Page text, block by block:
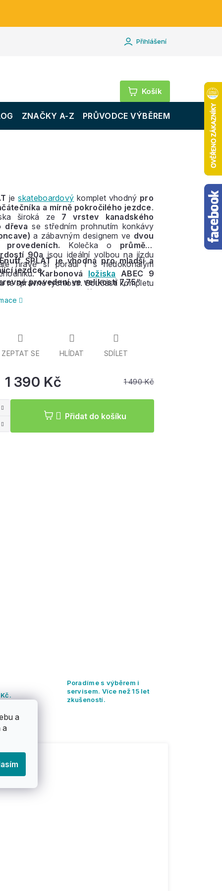
a
a
Přihlášení
Nákupní
košík
ZNAČKY A-Z PRŮVODCE VÝBĚREM
1 490 Kč
1 390 Kč
cena:
Přidat do košíku
jeskateboardový komplet vhodný pro
a mírně pokročilého jezdce.
široká ze 7 vrstev kanadského
dřeva se středním prohnutím konkávy
a zábavným designem ve dvou
provedeních. Kolečka o průměru
90a jsou ideální volbou na jízdu
hravě si poradí i s nedokonalým
Karbonová ložiska ABEC 9
té správné rychlosti. Součástí kompletu
Enuff Decade trucks
s rozpětím
SPLAT je vhodná pro mladší a
jezdce
provedení ve velikosti 7,75“
ZEPTAT SE HLÍDAT SDÍLET
Poradíme s výběrem i
servisem. Více než 15 let
zkušeností.